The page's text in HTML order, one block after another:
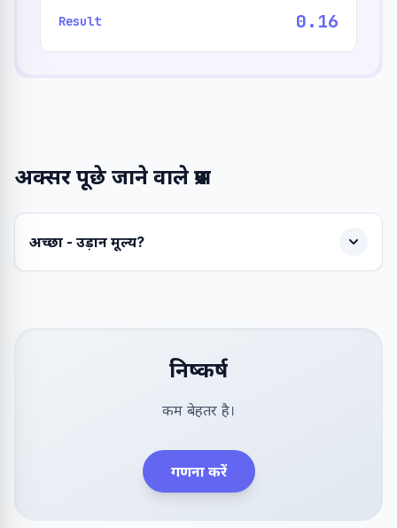
Result 0.16
अक्सर पूछे जाने वाले प्रश्न
अच्छा - उड़ान मूल्य?
निष्कर्ष
कम बेहतर है।
गणना करें